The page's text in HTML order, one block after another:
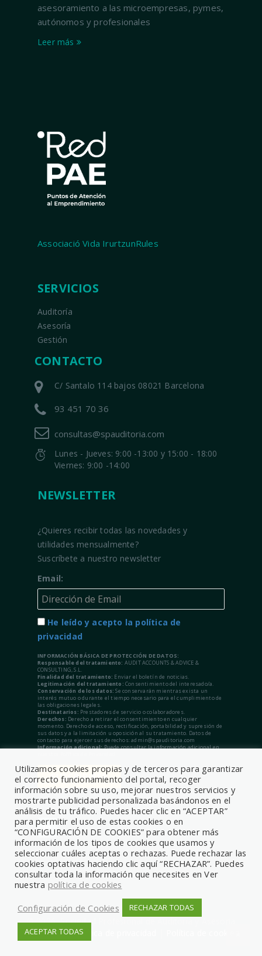
asesoramiento a las microempresas, pymes,
autónomos y profesionales
Leer más
Associació Vida IrurtzunRules
SERVICIOS
Auditoría
Asesoría
Gestión
CONTACTO
C/ Santalo 114 bajos 08021 Barcelona
93 451 70 36
consultas@spauditoria.com
Lunes - Jueves: 9:00 -13:00 y 15:00 - 18:00
Viernes: 9:00 -14:00
NEWSLETTER
¿Quieres recibir todas las novedades y
utilidades mensualmente?
Suscríbete a nuestro newsletter
Email:
He leído y acepto la política de
privacidad
INFORMACIÓN BÁSICA DE PROTECCIÓN DE DATOS:
Responsable del tratamiento: AUDIT ACCOUNTS & ADVICE &
CONSULTING, S.L.
Finalidad del tratamiento: Enviar el boletín de noticias.
Legitimación del tratamiento: Consentimiento del interesado/a.
Conservación de los datos: Se conservarán mientras exista un
interés mutuo o durante el tiempo necesario para el cumplimiento de
las obligaciones legales.
Destinatarios: Prestadores de servicio o colaboradores.
Derechos: Derecho a retirar el consentimiento en cualquier
momento. Derecho de acceso, rectificación, portabilidad y supresión de
sus datos y a la limitación u oposición al su tratamiento. Datos de
contacto para ejercer sus derechos: admin@spauditoria.com
Información adicional:Puede consultar la información adicional en
© 2026, Sociedad Profesional de Auditoría y Asesoría
Aviso legal|Política de privacidad
Utilizamos cookies propias y de terceros para garantizar
el correcto funcionamiento del portal, recoger
información sobre su uso, mejorar nuestros servicios y
mostrarte publicidad personalizada basándonos en el
análisis de tu tráfico. Puedes hacer clic en “ACEPTAR”
para permitir el uso de estas cookies o en
“CONFIGURACIÓN DE COOKIES” para obtener más
información de los tipos de cookies que usamos y
seleccionar cuáles aceptas o rechazas. Puede rechazar las
cookies optativas haciendo clic aquí “RECHAZAR”. Puedes
consultar toda la información que necesites en Ver
nuestra política de cookies
Configuración de Cookies
RECHAZAR TODAS
ACEPTAR TODAS